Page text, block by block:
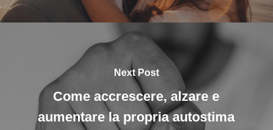
Next Post
Come accrescere, alzare e
aumentare la propria autostima